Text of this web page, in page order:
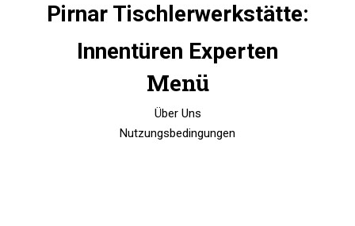
Pirnar Tischlerwerkstätte:
Innentüren Experten
Menü
Über Uns
Nutzungsbedingungen